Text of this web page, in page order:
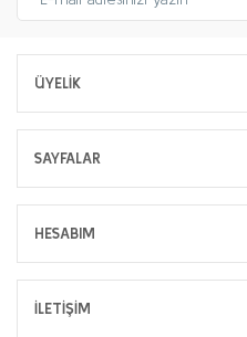
ÜYELİK
SAYFALAR
HESABIM
İLETİŞİM